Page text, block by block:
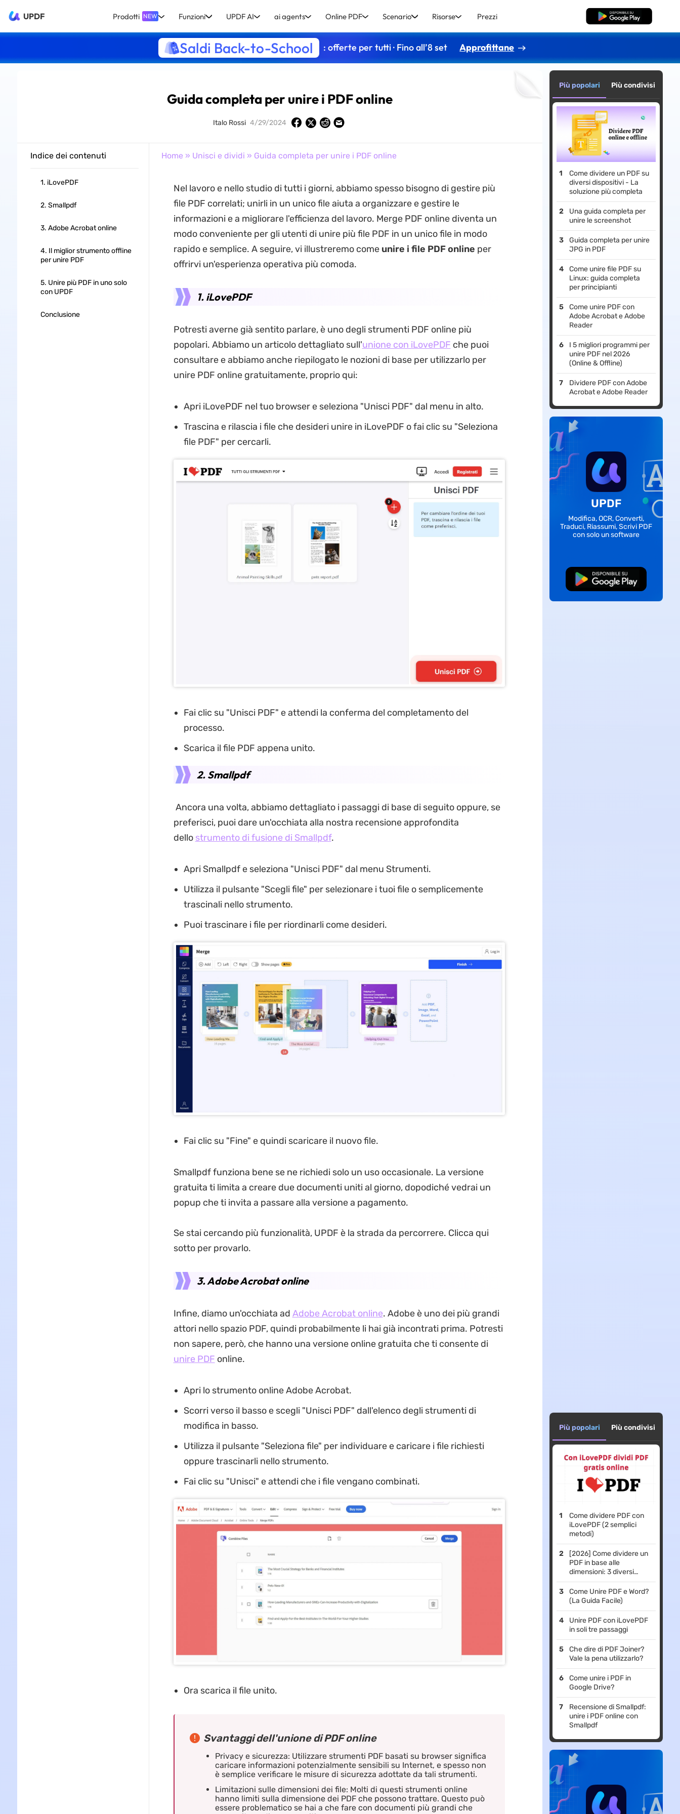
UPDF Prodotti NEW Funzioni UPDF AI ai agents Online PDF Scenario Risorse Prezzi Download Gratis
Saldi Back-to-School : offerte per tutti · Fino all’8 set Approfittane
Guida completa per unire i PDF online
Italo Rossi 4/29/2024
Indice dei contenuti
1. iLovePDF
2. Smallpdf
3. Adobe Acrobat online
4. Il miglior strumento offline
per unire PDF
5. Unire più PDF in uno solo
con UPDF
Conclusione
Home » Unisci e dividi » Guida completa per unire i PDF online
Nel lavoro e nello studio di tutti i giorni, abbiamo spesso bisogno di gestire più
file PDF correlati; unirli in un unico file aiuta a organizzare e gestire le
informazioni e a migliorare l'efficienza del lavoro. Merge PDF online diventa un
modo conveniente per gli utenti di unire più file PDF in un unico file in modo
rapido e semplice. A seguire, vi illustreremo come unire i file PDF online per
offrirvi un'esperienza operativa più comoda.
1. iLovePDF
Potresti averne già sentito parlare, è uno degli strumenti PDF online più
popolari. Abbiamo un articolo dettagliato sull'unione con iLovePDF che puoi
consultare e abbiamo anche riepilogato le nozioni di base per utilizzarlo per
unire PDF online gratuitamente, proprio qui:
Apri iLovePDF nel tuo browser e seleziona "Unisci PDF" dal menu in alto.
Trascina e rilascia i file che desideri unire in iLovePDF o fai clic su "Seleziona
file PDF" per cercarli.
Fai clic su "Unisci PDF" e attendi la conferma del completamento del
processo.
Scarica il file PDF appena unito.
2. Smallpdf
Ancora una volta, abbiamo dettagliato i passaggi di base di seguito oppure, se
preferisci, puoi dare un'occhiata alla nostra recensione approfondita
dello strumento di fusione di Smallpdf.
Apri Smallpdf e seleziona "Unisci PDF" dal menu Strumenti.
Utilizza il pulsante "Scegli file" per selezionare i tuoi file o semplicemente
trascinali nello strumento.
Puoi trascinare i file per riordinarli come desideri.
Fai clic su "Fine" e quindi scaricare il nuovo file.
Smallpdf funziona bene se ne richiedi solo un uso occasionale. La versione
gratuita ti limita a creare due documenti uniti al giorno, dopodiché vedrai un
popup che ti invita a passare alla versione a pagamento.
Se stai cercando più funzionalità, UPDF è la strada da percorrere. Clicca qui
sotto per provarlo.
3. Adobe Acrobat online
Infine, diamo un'occhiata ad Adobe Acrobat online. Adobe è uno dei più grandi
attori nello spazio PDF, quindi probabilmente li hai già incontrati prima. Potresti
non sapere, però, che hanno una versione online gratuita che ti consente di
unire PDF online.
Apri lo strumento online Adobe Acrobat.
Scorri verso il basso e scegli "Unisci PDF" dall'elenco degli strumenti di
modifica in basso.
Utilizza il pulsante "Seleziona file" per individuare e caricare i file richiesti
oppure trascinarli nello strumento.
Fai clic su "Unisci" e attendi che i file vengano combinati.
Ora scarica il file unito.
Svantaggi dell'unione di PDF online
Privacy e sicurezza: Utilizzare strumenti PDF basati su browser significa
caricare informazioni potenzialmente sensibili su Internet, e spesso non
è semplice verificare le misure di sicurezza adottate da tali strumenti.
Limitazioni sulle dimensioni dei file: Molti di questi strumenti online
hanno limiti sulla dimensione dei PDF che possono trattare. Questo può
essere problematico se hai a che fare con documenti più grandi che
Più popolari Più condivisi
Come dividere un PDF su
diversi dispositivi - La
soluzione più completa
Una guida completa per
unire le screenshot
Guida completa per unire
JPG in PDF
Come unire file PDF su
Linux: guida completa
per principianti
Come unire PDF con
Adobe Acrobat e Adobe
Reader
I 5 migliori programmi per
unire PDF nel 2026
(Online & Offline)
Dividere PDF con Adobe
Acrobat e Adobe Reader
UPDF
Modifica, OCR, Converti,
Traduci, Riassumi, Scrivi PDF
con solo un software
Download Gratis
Più popolari Più condivisi
Come dividere PDF con
iLovePDF (2 semplici
metodi)
[2026] Come dividere un
PDF in base alle
dimensioni: 3 diversi
scenari e le relative
soluzioni
Come Unire PDF e Word?
(La Guida Facile)
Unire PDF con iLovePDF
in soli tre passaggi
Che dire di PDF Joiner?
Vale la pena utilizzarlo?
Come unire i PDF in
Google Drive?
Recensione di Smallpdf:
unire i PDF online con
Smallpdf